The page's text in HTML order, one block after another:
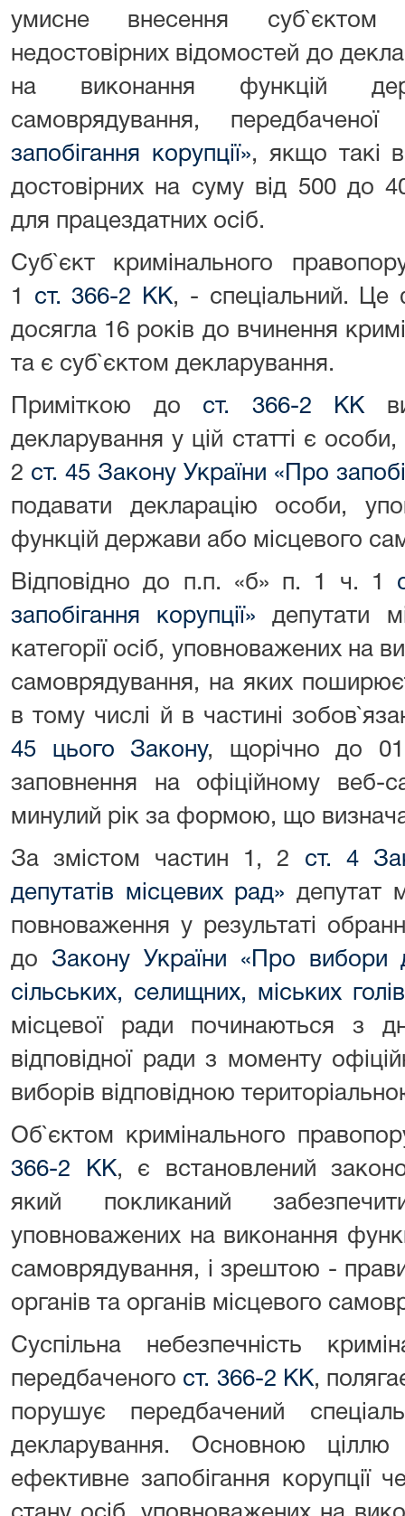
умисне внесення суб`єктом
недостовірних відомостей до
на виконання функцій
самоврядування,
запобігання корупції», якщо такі
достовірних на суму від 500 до
для працездатних осіб.
Суб`єкт кримінального
1 ст. 366-2 КК, - спеціальний. Це
досягла 16 років до вчинення
та є суб`єктом декларування.
Приміткою до ст. 366-2 КК
декларування у цій статті є
2 ст. 45 Закону України «Про
подавати декларацію особи,
функцій держави або місцевого
Відповідно до п.п. «б» п. 1 ч. 1
запобігання корупції» депутати
категорії осіб, уповноважених на
самоврядування, на яких
в тому числі й в частині
45 цього Закону, щорічно до 01
заповнення на офіційному веб-
минулий рік за формою, що
За змістом частин 1, 2 ст. 4
депутатів місцевих рад» депутат
повноваження у результаті
до Закону України «Про вибори
сільських, селищних, міських
місцевої ради починаються з
відповідної ради з моменту
виборів відповідною
Об`єктом кримінального
366-2 КК, є встановлений
який покликаний
уповноважених на виконання
самоврядування, і зрештою -
органів та органів місцевого
Суспільна небезпечність
передбаченого ст. 366-2 КК,
порушує передбачений
декларування. Основною
ефективне запобігання корупції